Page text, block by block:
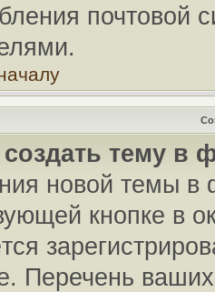
почтовой
создать тему в
новой темы
кнопке в
Перечень ваших